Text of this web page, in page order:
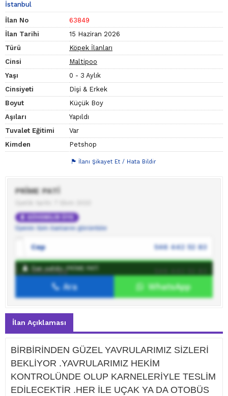
İstanbul
İlan No
63849
İlan Tarihi
15 Haziran 2026
Türü
Köpek İlanları
Cinsi
Maltipoo
Yaşı
0 - 3 Aylık
Cinsiyeti
Dişi & Erkek
Boyut
Küçük Boy
Aşıları
Yapıldı
Tuvalet Eğitimi
Var
Kimden
Petshop
İlanı Şikayet Et / Hata Bildir
PRİME PATİ
Üyenin tüm ilanlarını görüntüle
Cep 546 442 52 83
WhatsApp
İlan sahibine mesaj gönder
İlan sahibi: PRİME PATİ
Ara WhatsApp
İlan Açıklaması
BİRBİRİNDEN GÜZEL YAVRULARIMIZ SİZLERİ
BEKLİYOR .YAVRULARIMIZ HEKİM
KONTROLÜNDE OLUP KARNELERİYLE TESLİM
EDİLECEKTİR .HER İLE UÇAK YA DA OTOBÜS